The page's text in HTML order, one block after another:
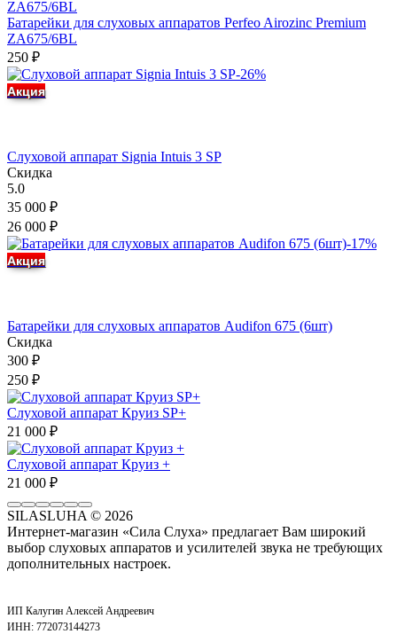
Батарейки для слуховых аппаратов Perfeo Airozinc Premium
ZA675/6BL
250 ₽
-26%
Акция
Слуховой аппарат Signia Intuis 3 SP
Скидка
5.0
35 000 ₽
26 000 ₽
-17%
Акция
Батарейки для слуховых аппаратов Audifon 675 (6шт)
Скидка
300 ₽
250 ₽
Слуховой аппарат Круиз SP+
21 000 ₽
Слуховой аппарат Круиз +
21 000 ₽
SILASLUHA © 2026
Интернет-магазин «Сила Слуха» предлагает Вам широкий
выбор слуховых аппаратов и усилителей звука не требующих
дополнительных настроек.
ИП Калугин Алексей Андреевич
ИНН: 772073144273